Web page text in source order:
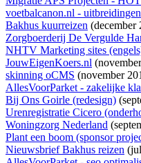
voetbalcanon.nl - uitbreidingen
Bakhus kuurreizen (december
Zorgboerderij De Vergulde
NHTV Marketing sites
JouwEigenKoers.nl
skinning oCMS (november
AllesVoorParket - zakelijke
Bij Ons Goirle (redesign)
Urenregistratie Cicero
Woningzorg Nederland
Plant een boom (sponsor
Nieuwsbrief Bakhus reizen